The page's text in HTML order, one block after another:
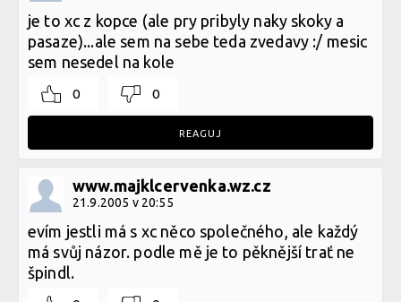
je to xc z kopce (ale pry pribyly naky skoky a
pasaze)...ale sem na sebe teda zvedavy :/ mesic
sem nesedel na kole
0 0
REAGUJ
www.majklcervenka.wz.cz
21.9.2005 v 20:55
evím jestli má s xc něco společného, ale každý
má svůj názor. podle mě je to pěknější trať ne
špindl.